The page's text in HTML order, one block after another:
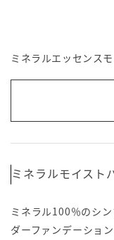
ミネラルエッセンス
ミネラルモイスト
ミネラル100％のシ
ダーファンデーショ